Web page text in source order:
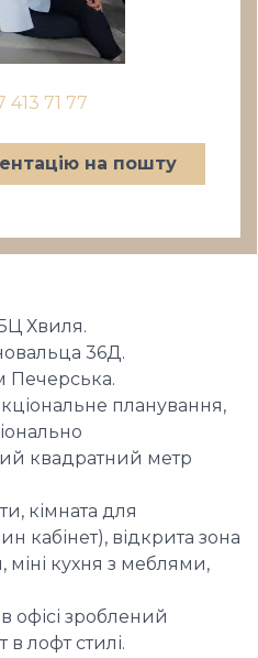
413 71 77
на пошту
Хвиля.
36Д.
Печерська.
планування,
квадратний метр
кімната для
кабінет), відкрита зона
кухня з меблями,
офісі зроблений
лофт стилі.